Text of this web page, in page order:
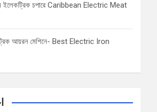
ইলেকট্রিক চপারে Caribbean Electric Meat
আয়রন মেশিনে- Best Electric Iron